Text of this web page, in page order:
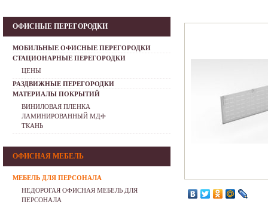
ОФИСНЫЕ ПЕРЕГОРОДКИ
МОБИЛЬНЫЕ ОФИСНЫЕ ПЕРЕГОРОДКИ
СТАЦИОНАРНЫЕ ПЕРЕГОРОДКИ
ЦЕНЫ
РАЗДВИЖНЫЕ ПЕРЕГОРОДКИ
МАТЕРИАЛЫ ПОКРЫТИЙ
ВИНИЛОВАЯ ПЛЕНКА
ЛАМИНИРОВАННЫЙ МДФ
ТКАНЬ
ОФИСНАЯ МЕБЕЛЬ
МЕБЕЛЬ ДЛЯ ПЕРСОНАЛА
НЕДОРОГАЯ ОФИСНАЯ МЕБЕЛЬ ДЛЯ
ПЕРСОНАЛА